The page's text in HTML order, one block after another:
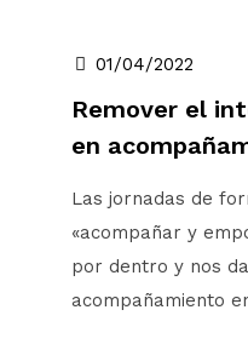
01/04/2022
Remover el
en
Las jornadas de
«acompañar y
por dentro y nos
acompañamiento